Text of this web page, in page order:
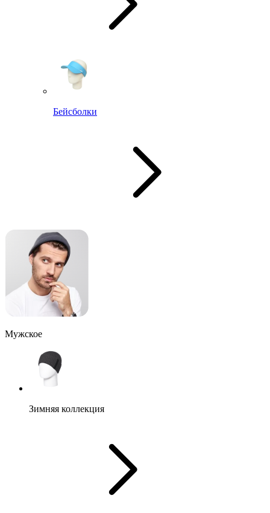
Бейсболки
Мужское
Зимняя коллекция